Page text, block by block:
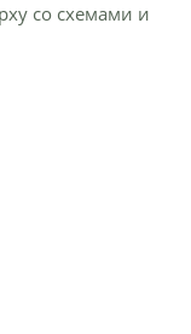
со схемами и